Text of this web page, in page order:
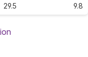
29.5 9.8